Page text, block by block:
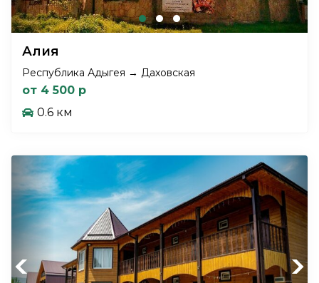
Алия
Республика Адыгея → Даховская
от 4 500 р
0.6 км
Previous Next